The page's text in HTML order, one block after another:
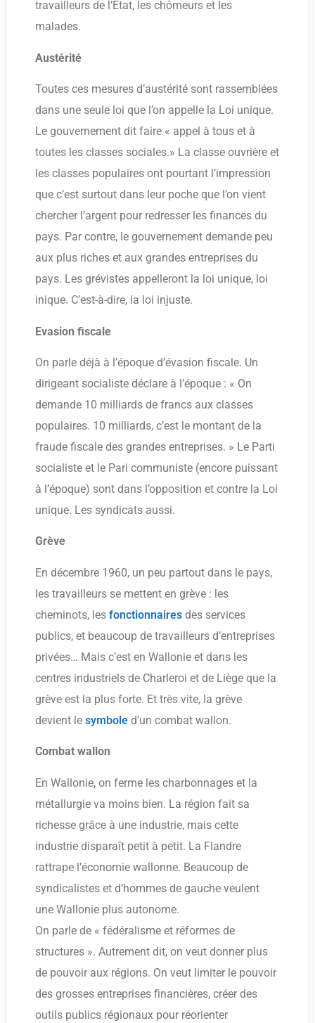
travailleurs de l’Etat, les chômeurs et les
malades.
Austérité
Toutes ces mesures d’austérité sont rassemblées
dans une seule loi que l’on appelle la Loi unique.
Le gouvernement dit faire « appel à tous et à
toutes les classes sociales.» La classe ouvrière et
les classes populaires ont pourtant l’impression
que c’est surtout dans leur poche que l’on vient
chercher l’argent pour redresser les finances du
pays. Par contre, le gouvernement demande peu
aux plus riches et aux grandes entreprises du
pays. Les grévistes appelleront la loi unique, loi
inique. C’est-à-dire, la loi injuste.
Evasion fiscale
On parle déjà à l’époque d’évasion fiscale. Un
dirigeant socialiste déclare à l’époque : « On
demande 10 milliards de francs aux classes
populaires. 10 milliards, c’est le montant de la
fraude fiscale des grandes entreprises. » Le Parti
socialiste et le Pari communiste (encore puissant
à l’époque) sont dans l’opposition et contre la Loi
unique. Les syndicats aussi.
Grève
En décembre 1960, un peu partout dans le pays,
les travailleurs se mettent en grève : les
cheminots, les fonctionnaires des services
publics, et beaucoup de travailleurs d’entreprises
privées… Mais c’est en Wallonie et dans les
centres industriels de Charleroi et de Liège que la
grève est la plus forte. Et très vite, la grève
devient le symbole d’un combat wallon.
Combat wallon
En Wallonie, on ferme les charbonnages et la
métallurgie va moins bien. La région fait sa
richesse grâce à une industrie, mais cette
industrie disparaît petit à petit. La Flandre
rattrape l’économie wallonne. Beaucoup de
syndicalistes et d’hommes de gauche veulent
une Wallonie plus autonome.
On parle de « fédéralisme et réformes de
structures ». Autrement dit, on veut donner plus
de pouvoir aux régions. On veut limiter le pouvoir
des grosses entreprises financières, créer des
outils publics régionaux pour réorienter